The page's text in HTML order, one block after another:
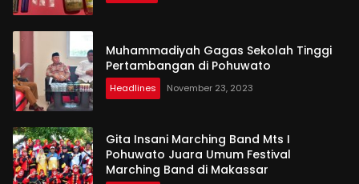
Muhammadiyah Gagas Sekolah Tinggi
Pertambangan di Pohuwato
Headlines November 23, 2023
Gita Insani Marching Band Mts I
Pohuwato Juara Umum Festival
Marching Band di Makassar